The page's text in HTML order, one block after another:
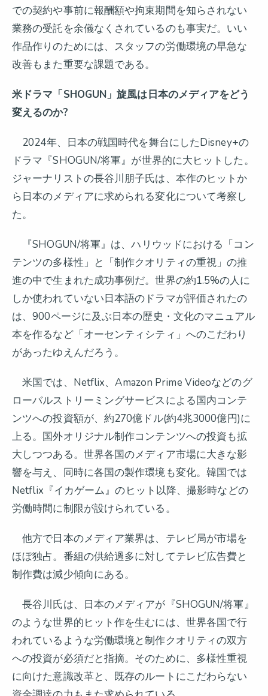
での契約や事前に報酬額や拘束期間を知らされない
業務の受託を余儀なくされているのも事実だ。いい
作品作りのためには、スタッフの労働環境の早急な
改善もまた重要な課題である。
米ドラマ「SHOGUN」旋風は日本のメディアをどう
変えるのか?
2024年、日本の戦国時代を舞台にしたDisney+の
ドラマ『SHOGUN/将軍』が世界的に大ヒットした。
ジャーナリストの長谷川朋子氏は、本作のヒットか
ら日本のメディアに求められる変化について考察し
た。
『SHOGUN/将軍』は、ハリウッドにおける「コン
テンツの多様性」と「制作クオリティの重視」の推
進の中で生まれた成功事例だ。世界の約1.5%の人に
しか使われていない日本語のドラマが評価されたの
は、900ページに及ぶ日本の歴史・文化のマニュアル
本を作るなど「オーセンティシティ」へのこだわり
があったゆえんだろう。
米国では、Netflix、Amazon Prime Videoなどのグ
ローバルストリーミングサービスによる国内コンテ
ンツへの投資額が、約270億ドル(約4兆3000億円)に
上る。国外オリジナル制作コンテンツへの投資も拡
大しつつある。世界各国のメディア市場に大きな影
響を与え、同時に各国の製作環境も変化。韓国では
Netflix『イカゲーム』のヒット以降、撮影時などの
労働時間に制限が設けられている。
他方で日本のメディア業界は、テレビ局が市場を
ほぼ独占。番組の供給過多に対してテレビ広告費と
制作費は減少傾向にある。
長谷川氏は、日本のメディアが『SHOGUN/将軍』
のような世界的ヒット作を生むには、世界各国で行
われているような労働環境と制作クオリティの双方
への投資が必須だと指摘。そのために、多様性重視
に向けた意識改革と、既存のルートにこだわらない